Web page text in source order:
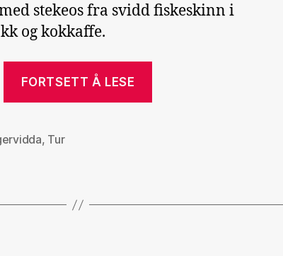
stekeos fra svidd fiskeskinn i
og kokkaffe.
FORTSETT Å LESE
, Tur